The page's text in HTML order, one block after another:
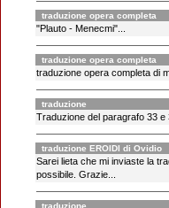
traduzione opera completa
"Plauto - Menecmi"...
traduzione opera completa
traduzione opera completa di
traduzione
Traduzione del paragrafo 33 e
traduzione EROIDI di Ovidio
Sarei lieta che mi inviaste la
possibile. Grazie...
traduzione